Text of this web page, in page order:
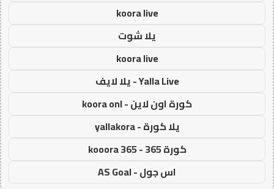
koora live
يلا شوت
koora live
Yalla Live - يلا لايف
كورة اون لاين - koora onl
يلا كورة - yallakora
كورة 365 - kooora 365
اس جول - AS Goal